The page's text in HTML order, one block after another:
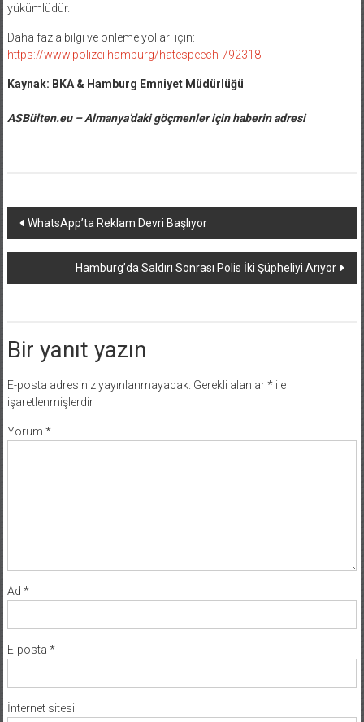
yükümlüdür.
Daha fazla bilgi ve önleme yolları için:
https://www.polizei.hamburg/hatespeech-792318
Kaynak: BKA & Hamburg Emniyet Müdürlüğü
ASBülten.eu – Almanya’daki göçmenler için haberin adresi
Yazı
dolaşımı
WhatsApp’ta Reklam Devri Başlıyor
Hamburg’da Saldırı Sonrası Polis İki Şüpheliyi Arıyor
Bir yanıt yazın
E-posta adresiniz yayınlanmayacak. Gerekli alanlar*ile
işaretlenmişlerdir
Yorum *
Ad *
E-posta *
İnternet sitesi